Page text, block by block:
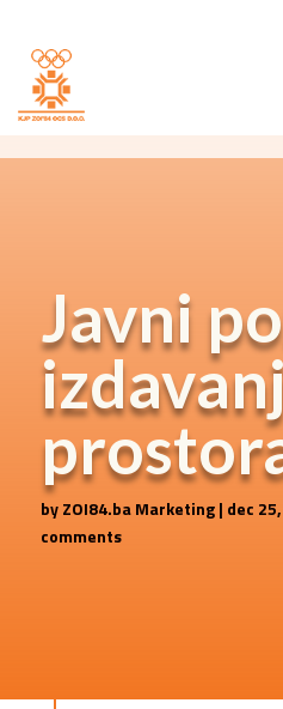
Javni
byZOI84.ba Marketing| dec
comments